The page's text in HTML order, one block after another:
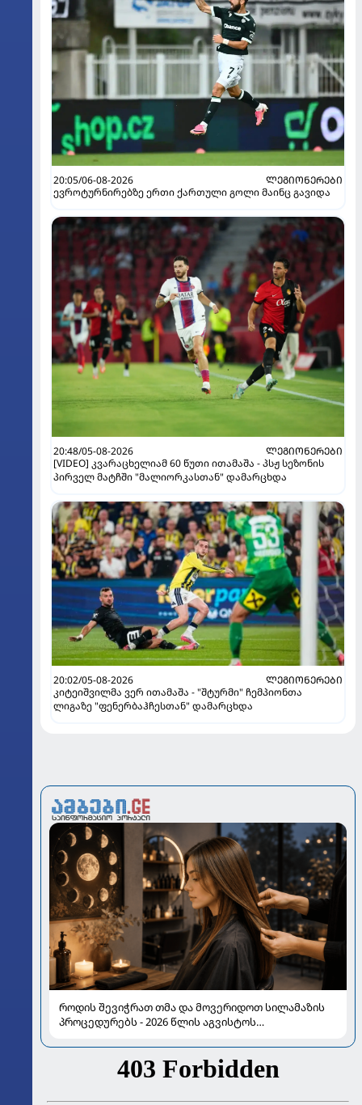
20:05/06-08-2026
ᲚᲔᲒᲘᲝᲜᲔᲠᲔᲑᲘ
ევროტურნირებზე ერთი ქართული გოლი მაინც გავიდა
20:48/05-08-2026
ᲚᲔᲒᲘᲝᲜᲔᲠᲔᲑᲘ
[VIDEO] კვარაცხელიამ 60 წუთი ითამაშა - პსჟ სეზონის
პირველ მატჩში "მალიორკასთან" დამარცხდა
20:02/05-08-2026
ᲚᲔᲒᲘᲝᲜᲔᲠᲔᲑᲘ
კიტეიშვილმა ვერ ითამაშა - "შტურმი" ჩემპიონთა
ლიგაზე "ფენერბაჰჩესთან" დამარცხდა
როდის შევიჭრათ თმა და მოვერიდოთ სილამაზის
პროცედურებს - 2026 წლის აგვისტოს